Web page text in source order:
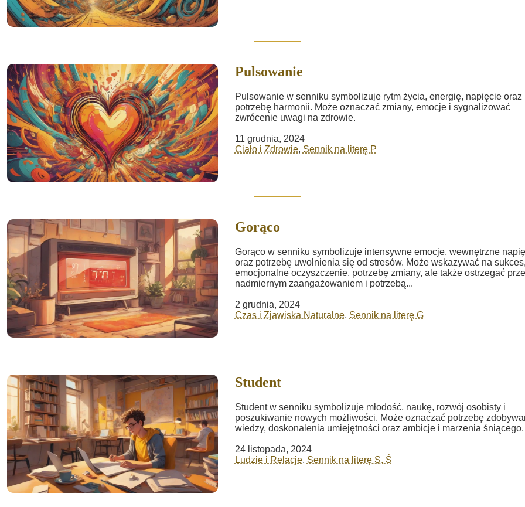
Pulsowanie
Pulsowanie w senniku symbolizuje rytm życia, energię, napięcie oraz
potrzebę harmonii. Może oznaczać zmiany, emocje i sygnalizować
zwrócenie uwagi na zdrowie.
11 grudnia, 2024
Ciało i Zdrowie, Sennik na literę P
Gorąco
Gorąco w senniku symbolizuje intensywne emocje, wewnętrzne
oraz potrzebę uwolnienia się od stresów. Może wskazywać na
emocjonalne oczyszczenie, potrzebę zmiany, ale także ostrzegać
nadmiernym zaangażowaniem i potrzebą...
2 grudnia, 2024
Czas i Zjawiska Naturalne, Sennik na literę G
Student
Student w senniku symbolizuje młodość, naukę, rozwój osobisty i
poszukiwanie nowych możliwości. Może oznaczać potrzebę
wiedzy, doskonalenia umiejętności oraz ambicje i marzenia śniącego.
24 listopada, 2024
Ludzie i Relacje, Sennik na literę S, Ś